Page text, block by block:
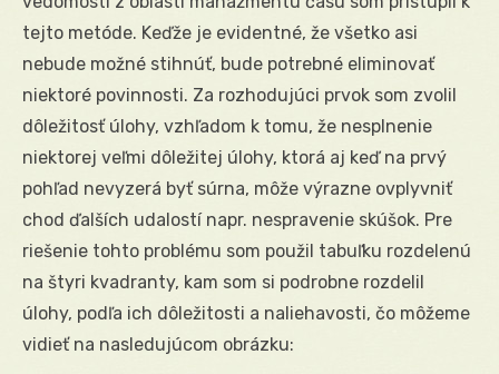
tejto metóde. Keďže je evidentné, že všetko asi
nebude možné stihnúť, bude potrebné eliminovať
niektoré povinnosti. Za rozhodujúci prvok som zvolil
dôležitosť úlohy, vzhľadom k tomu, že nesplnenie
niektorej veľmi dôležitej úlohy, ktorá aj keď na prvý
pohľad nevyzerá byť súrna, môže výrazne ovplyvniť
chod ďalších udalostí napr. nespravenie skúšok. Pre
riešenie tohto problému som použil tabuľku rozdelenú
na štyri kvadranty, kam som si podrobne rozdelil
úlohy, podľa ich dôležitosti a naliehavosti, čo môžeme
vidieť na nasledujúcom obrázku: